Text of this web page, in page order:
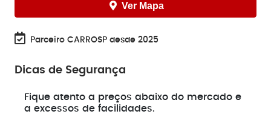
Ver Mapa
Parceiro CARROSP desde 2025
Dicas de Segurança
Fique atento a preços abaixo do mercado e
a excessos de facilidades.